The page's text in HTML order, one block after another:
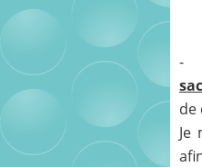
-
de
Je